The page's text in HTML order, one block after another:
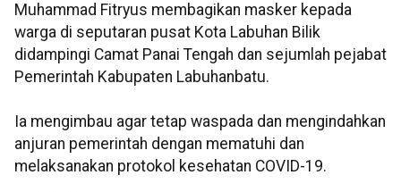
Muhammad Fitryus membagikan masker kepada
warga di seputaran pusat Kota Labuhan Bilik
didampingi Camat Panai Tengah dan sejumlah pejabat
Pemerintah Kabupaten Labuhanbatu.
Ia mengimbau agar tetap waspada dan mengindahkan
anjuran pemerintah dengan mematuhi dan
melaksanakan protokol kesehatan COVID-19.